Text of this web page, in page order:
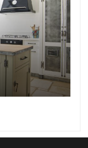
מתכננים